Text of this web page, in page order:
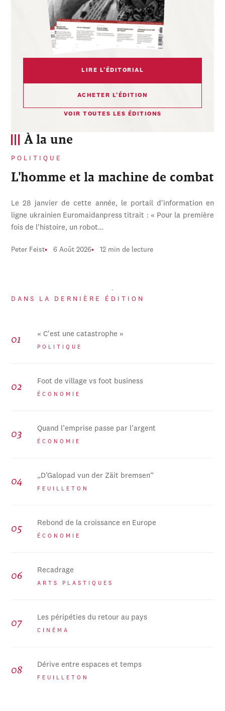
À la une
POLITIQUE
L'homme et la machine de combat
Le 28 janvier de cette année, le portail d'information en
ligne ukrainien Euromaidanpress titrait : « Pour la première
fois de l'histoire, un robot…
Peter Feist 6 Août 2026 12 min de lecture
DANS LA DERNIÈRE ÉDITION
« C'est une catastrophe »
POLITIQUE
Foot de village vs foot business
ÉCONOMIE
Quand l’emprise passe par l’argent
ÉCONOMIE
„D’Galopad vun der Zäit bremsen“
FEUILLETON
Rebond de la croissance en Europe
ÉCONOMIE
Recadrage
ARTS PLASTIQUES
Les péripéties du retour au pays
CINÉMA
Dérive entre espaces et temps
FEUILLETON
LIRE L’ÉDITORIAL
ACHETER L’ÉDITION
VOIR TOUTES LES ÉDITIONS